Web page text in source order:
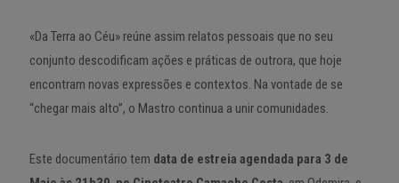
«Da Terra ao Céu» reúne assim relatos pessoais que no seu
conjunto descodificam ações e práticas de outrora, que hoje
encontram novas expressões e contextos. Na vontade de se
“chegar mais alto”, o Mastro continua a unir comunidades.
Este documentário tem data de estreia agendada para 3 de